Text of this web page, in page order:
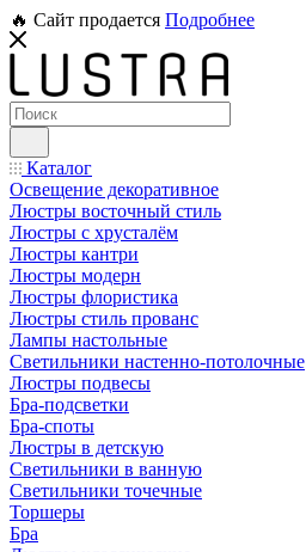
🔥 Сайт продается Подробнее
Каталог
Освещение декоративное
Люстры восточный стиль
Люстры с хрусталём
Люстры кантри
Люстры модерн
Люстры флористика
Люстры стиль прованс
Лампы настольные
Светильники настенно-потолочные
Люстры подвесы
Бра-подсветки
Бра-споты
Люстры в детскую
Светильники в ванную
Светильники точечные
Торшеры
Бра